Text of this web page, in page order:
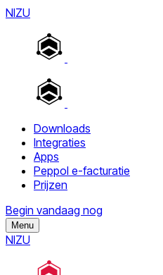
NIZU
Downloads
Integraties
Apps
Peppol e-facturatie
Prijzen
Begin vandaag nog
Menu
NIZU